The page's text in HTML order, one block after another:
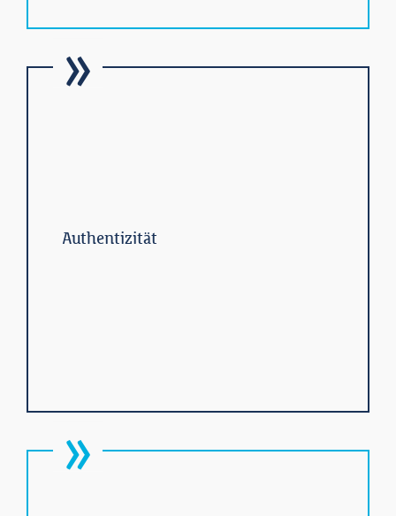
Authentizität